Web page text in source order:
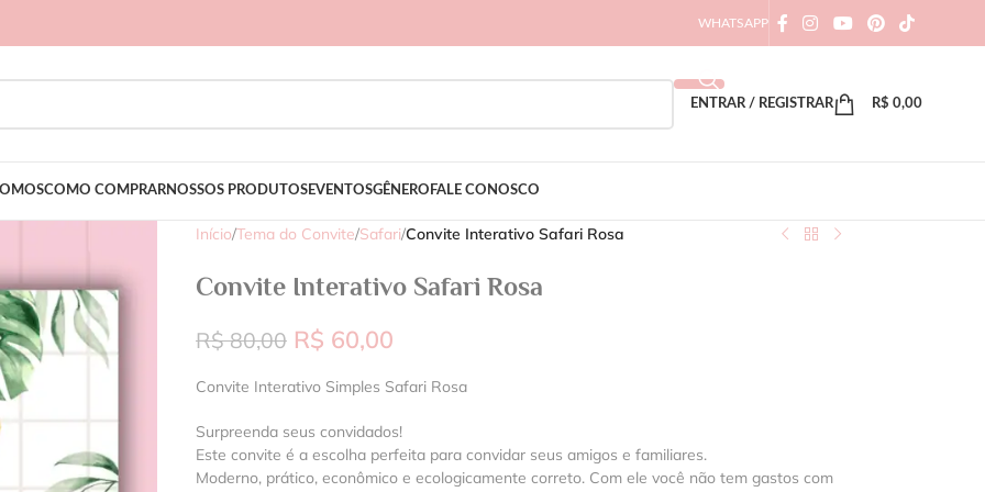
WHATSAPP
ENTRAR / REGISTRAR R$ 0,00
COMO COMPRARNOSSOS PRODUTOSEVENTOSGÊNERO FALE CONOSCO
Início/Tema do Convite/Safari/Convite Interativo Safari Rosa
Convite Interativo Safari Rosa
R$80,00 R$ 60,00
Convite Interativo Simples Safari Rosa
Surpreenda seus convidados!
Este convite é a escolha perfeita para convidar seus amigos e familiares.
Moderno, prático, econômico e ecologicamente correto. Com ele você não tem gastos com